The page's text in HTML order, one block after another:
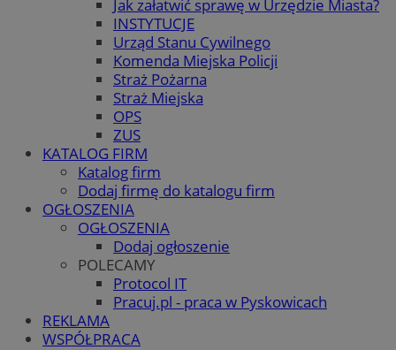
Jak załatwić sprawę w Urzędzie Miasta?
INSTYTUCJE
Urząd Stanu Cywilnego
Komenda Miejska Policji
Straż Pożarna
Straż Miejska
OPS
ZUS
KATALOG FIRM
Katalog firm
Dodaj firmę do katalogu firm
OGŁOSZENIA
OGŁOSZENIA
Dodaj ogłoszenie
POLECAMY
Protocol IT
Pracuj.pl - praca w Pyskowicach
REKLAMA
WSPÓŁPRACA